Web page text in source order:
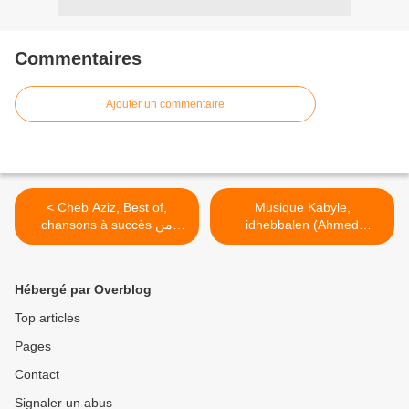
Commentaires
Ajouter un commentaire
< Cheb Aziz, Best of,
chansons à succès من
أجمل أغاني الشاب عزيز
Musique Kabyle,
idhebbalen (Ahmed
Cherfaoui) - Zorna & tbal
Hébergé par Overblog
Top articles
Pages
Contact
Signaler un abus